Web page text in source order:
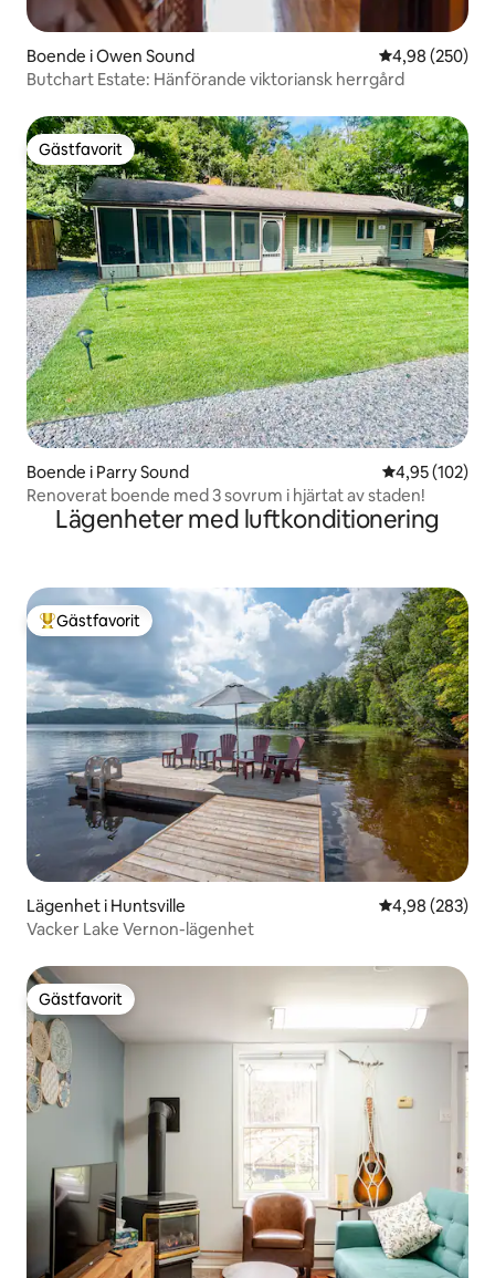
Boende i Owen Sound 4,98 av 5 i
4,98 (250)
Butchart Estate: Hänförande viktoriansk herrgård
Gästfavorit
Gästfavorit
Boende i Parry Sound 4,95 av 5 i
4,95 (102)
Renoverat boende med 3 sovrum i hjärtat av staden!
Lägenheter med luftkonditionering
Populär gästfavorit
Gästfavorit
Lägenhet i Huntsville 4,98 av 5 i
4,98 (283)
Vacker Lake Vernon-lägenhet
Gästfavorit
Gästfavorit